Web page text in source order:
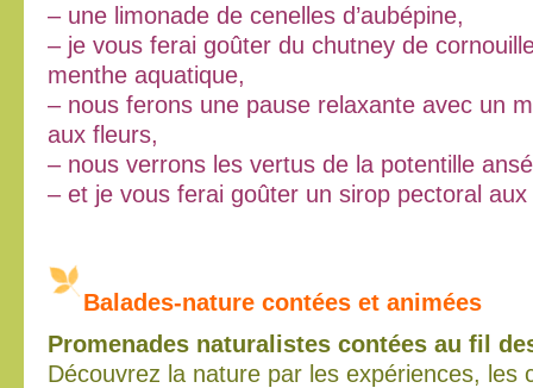
– une limonade de cenelles d’aubépine,
– je vous ferai goûter du chutney de
menthe aquatique,
– nous ferons une pause relaxante avec un
aux fleurs,
– nous verrons les vertus de la potentille
– et je vous ferai goûter un sirop pectoral
Balades-nature contées et animées
Promenades naturalistes contées au fil
Découvrez la nature par les expériences, les